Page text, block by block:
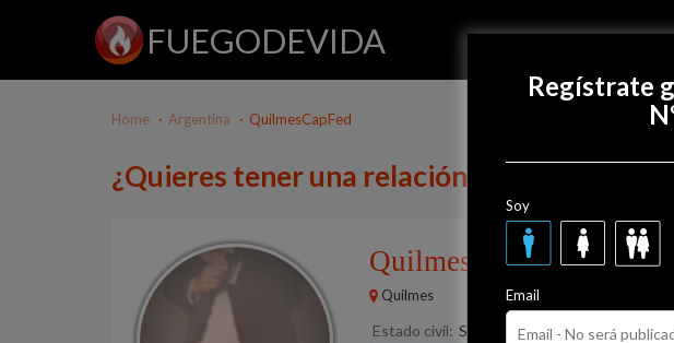
FUEGODEVIDA
Home Argentina QuilmesCapFed
¿Quieres tener una relación con
QuilmesCapFed28 años
Quilmes
Estado civil: Soltero
Regístrate
Soy
Email